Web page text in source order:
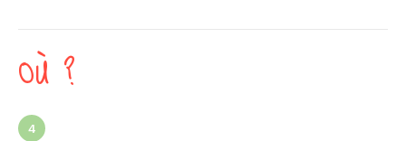
OÙ ?
4